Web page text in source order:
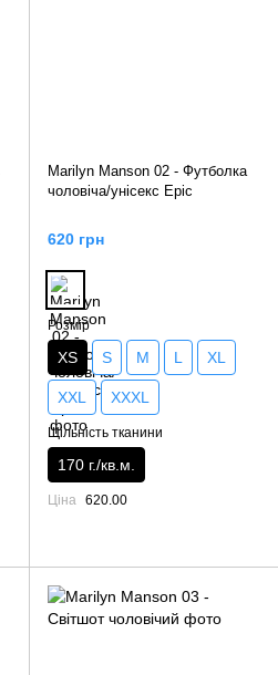
Marilyn Manson 02 - Футболка
чоловіча/унісекс Epic
620 грн
Розмір
XS S M L XL
XXL XXXL
Щільність тканини
170 г./кв.м.
Ціна 620.00